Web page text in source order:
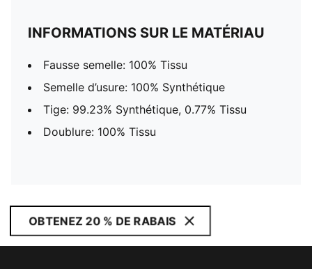
INFORMATIONS SUR LE MATÉRIAU
Fausse semelle: 100% Tissu
Semelle d’usure: 100% Synthétique
Tige: 99.23% Synthétique, 0.77% Tissu
Doublure: 100% Tissu
OBTENEZ 20 % DE RABAIS